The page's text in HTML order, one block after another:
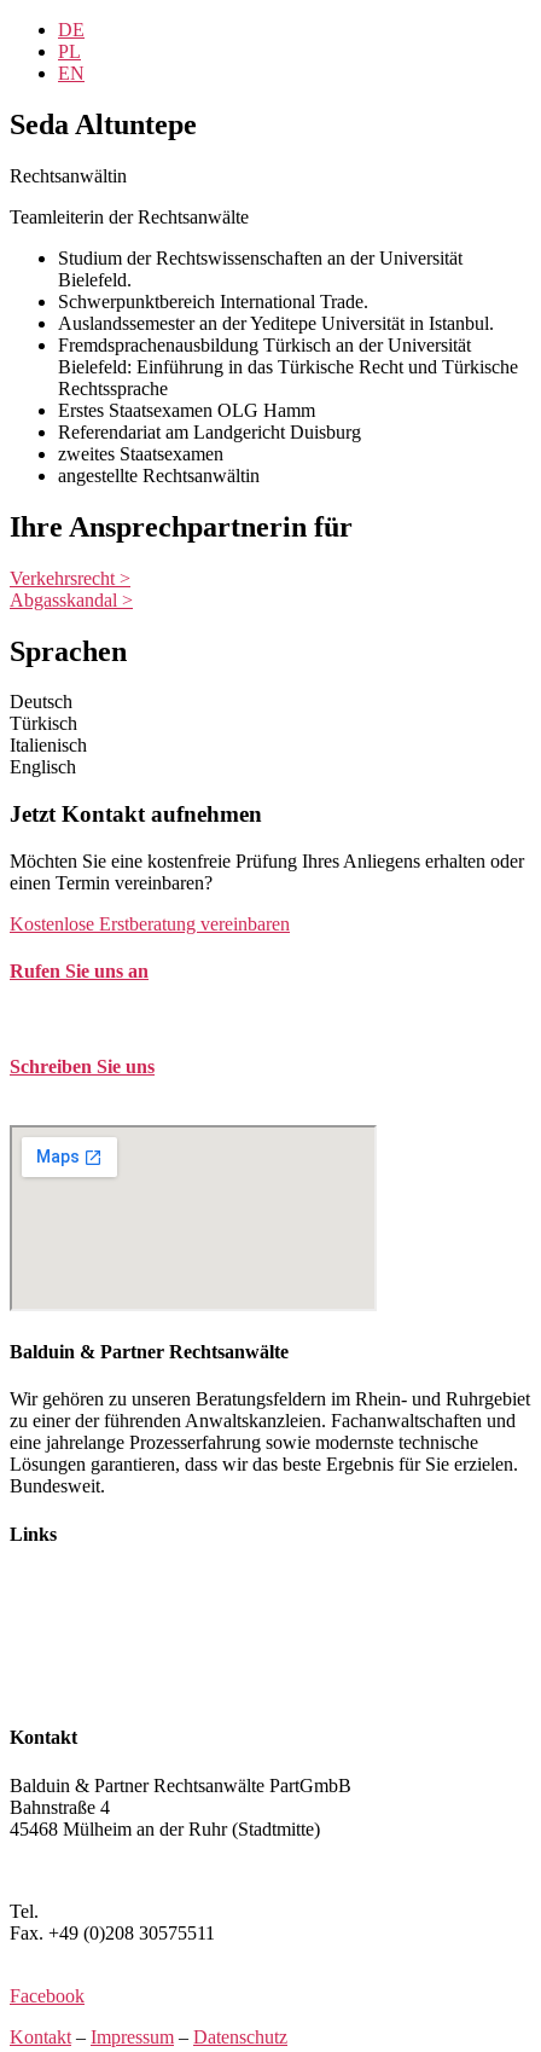
DE
PL
EN
Seda Altuntepe
Rechtsanwältin
Teamleiterin der Rechtsanwälte
Studium der Rechtswissenschaften an der Universität
Bielefeld.
Schwerpunktbereich International Trade.
Auslandssemester an der Yeditepe Universität in Istanbul.
Fremdsprachenausbildung Türkisch an der Universität
Bielefeld: Einführung in das Türkische Recht und Türkische
Rechtssprache
Erstes Staatsexamen OLG Hamm
Referendariat am Landgericht Duisburg
zweites Staatsexamen
angestellte Rechtsanwältin
Ihre Ansprechpartnerin für
Verkehrsrecht >
Abgasskandal >
Sprachen
Deutsch
Türkisch
Italienisch
Englisch
Jetzt Kontakt aufnehmen
Möchten Sie eine kostenfreie Prüfung Ihres Anliegens erhalten oder
einen Termin vereinbaren?
Kostenlose Erstberatung vereinbaren
Rufen Sie uns an
Schreiben Sie uns
Balduin & Partner Rechtsanwälte
Wir gehören zu unseren Beratungsfeldern im Rhein- und Ruhrgebiet
zu einer der führenden Anwaltskanzleien. Fachanwaltschaften und
eine jahrelange Prozesserfahrung sowie modernste technische
Lösungen garantieren, dass wir das beste Ergebnis für Sie erzielen.
Bundesweit.
Links
Kontakt
Balduin & Partner Rechtsanwälte PartGmbB
Bahnstraße 4
45468 Mülheim an der Ruhr (Stadtmitte)
Tel.
Fax. +49 (0)208 30575511
Facebook
Kontakt – Impressum – Datenschutz